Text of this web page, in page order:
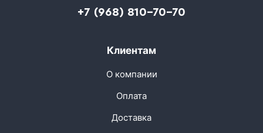
+7 (968) 810-70-70
Клиентам
О компании
Оплата
Доставка